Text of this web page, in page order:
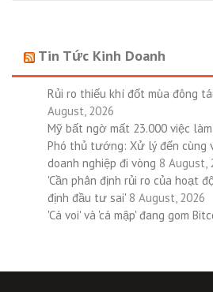
Tin Tức Kinh Doanh
Rủi ro thiếu khí đốt mùa đông
August, 2026
Mỹ bất ngờ mất 23.000 việc làm
Phó thủ tướng: Xử lý đến cùng
doanh nghiệp đi vòng 8 August,
'Cần phân định rủi ro của hoạt
định đầu tư sai' 8 August, 2026
'Cá voi' và 'cá mập' đang gom